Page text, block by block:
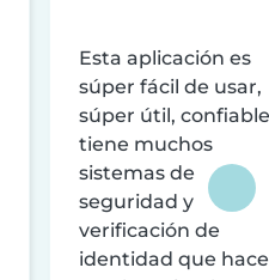
Esta aplicación es
súper fácil de usar,
súper útil,
tiene muchos
sistemas de
seguridad y
verificación de
identidad que